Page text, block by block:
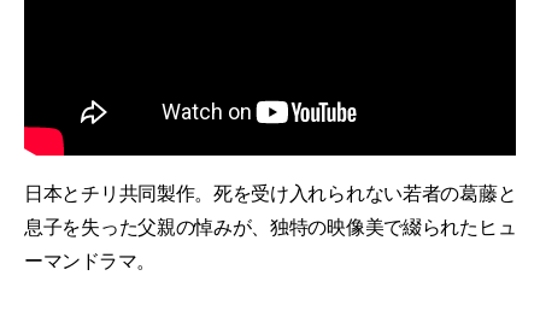
日本とチリ共同製作。死を受け入れられない若者の葛藤と
息子を失った父親の悼みが、独特の映像美で綴られたヒュ
ーマンドラマ。